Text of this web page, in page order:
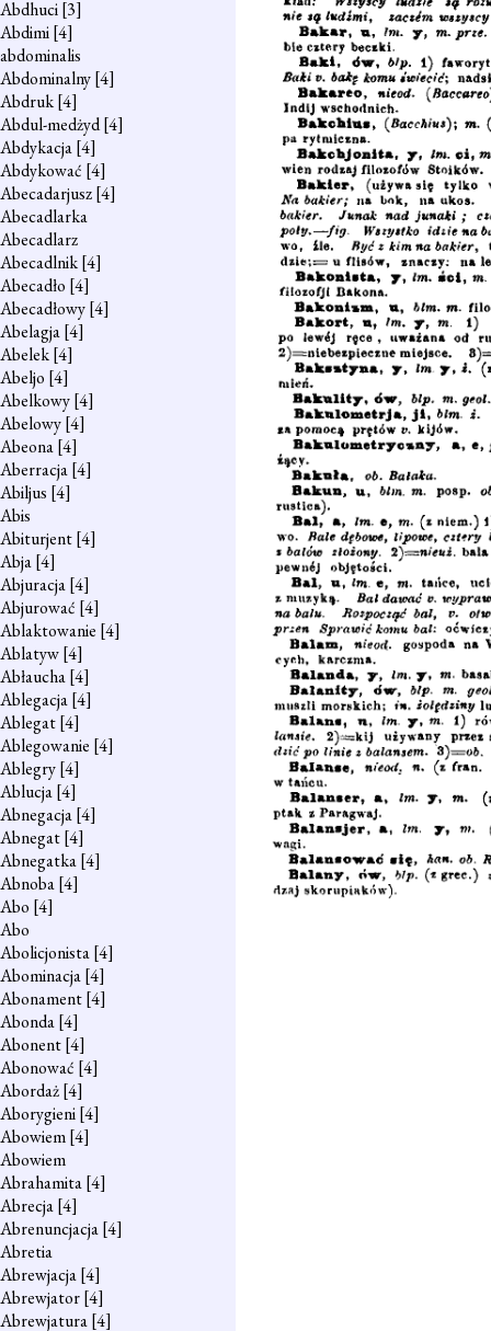
Abdhuci[3]
Abdimi[4]
abdominalis
Abdominalny[4]
Abdruk[4]
Abdul-medżyd[4]
Abdykacja[4]
Abdykować [4]
Abecadarjusz[4]
Abecadlarka
Abecadlarz
Abecadlnik[4]
Abecadło [4]
Abecadłowy[4]
Abelagja[4]
Abelek[4]
Abeljo [4]
Abelkowy[4]
Abelowy[4]
Abeona[4]
Aberracja[4]
Abiljus [4]
Abis
Abiturjent[4]
Abja[4]
Abjuracja[4]
Abjurować [4]
Ablaktowanie [4]
Ablatyw[4]
Abłaucha[4]
Ablegacja[4]
Ablegat[4]
Ablegowanie [4]
Ablegry[4]
Ablucja[4]
Abnegacja[4]
Abnegat[4]
Abnegatka[4]
Abnoba[4]
Abo [4]
Abo
Abolicjonista[4]
Abominacja[4]
Abonament[4]
Abonda[4]
Abonent[4]
Abonować [4]
Abordaż[4]
Aborygieni[4]
Abowiem[4]
Abowiem
Abrahamita[4]
Abrecja[4]
Abrenuncjacja[4]
Abretia
Abrewjacja[4]
Abrewjator[4]
Abrewjatura[4]